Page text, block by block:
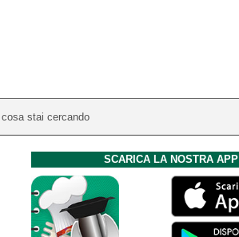
SCARICA LA NOSTRA APP